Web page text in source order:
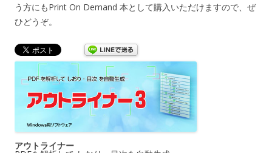
う方にもPrint On Demand 本として購入いただけますので、ぜ
ひどうぞ。
アウトライナー